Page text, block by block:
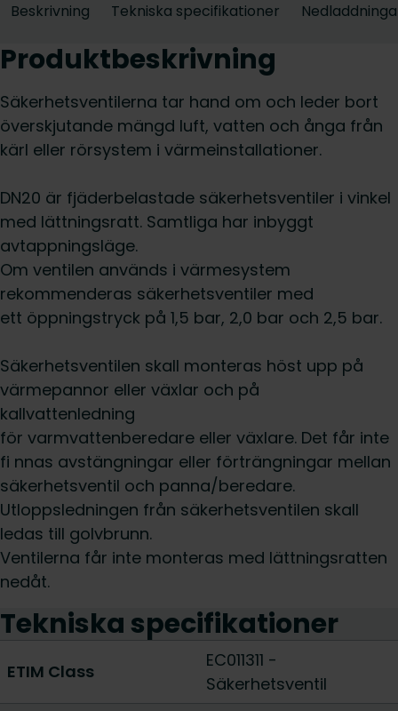
Beskrivning Tekniska specifikationer
Produktbeskrivning
Säkerhetsventilerna tar hand om och leder bort
överskjutande mängd luft, vatten och ånga från
kärl eller rörsystem i värmeinstallationer.
DN20 är fjäderbelastade säkerhetsventiler i vinkel
med lättningsratt. Samtliga har inbyggt
avtappningsläge.
Om ventilen används i värmesystem
rekommenderas säkerhetsventiler med
ett öppningstryck på 1,5 bar, 2,0 bar och 2,5 bar.
Säkerhetsventilen skall monteras höst upp på
värmepannor eller växlar och på
kallvattenledning
för varmvattenberedare eller växlare. Det får inte
fi nnas avstängningar eller förträngningar mellan
säkerhetsventil och panna/beredare.
Utloppsledningen från säkerhetsventilen skall
ledas till golvbrunn.
Ventilerna får inte monteras med lättningsratten
nedåt.
Tekniska specifikationer
ETIM Class
EC011311 -
Säkerhetsventil